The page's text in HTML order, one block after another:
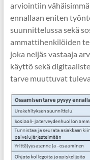
arviointiin
ennallaan eniten
suunnittelussa sekä
ammattihenkilöiden
joka neljäs vastaaja
käyttö sekä
tarve muuttuvat